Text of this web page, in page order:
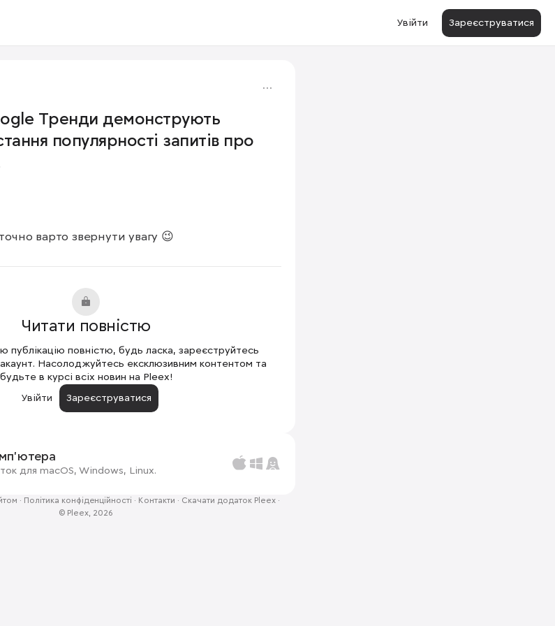
Увійти Зареєструватися
Тренди демонструють
популярності запитів про
варто звернути увагу 😉
Читати повністю
публікацію повністю, будь ласка, зареєструйтесь
акаунт. Насолоджуйтесь ексклюзивним контентом та
будьте в курсі всіх новин на Pleex!
Увійти
Зареєструватися
для macOS, Windows, Linux.
· Політика конфіденційності · Контакти · Скачати додаток Pleex·
© Pleex, 2026